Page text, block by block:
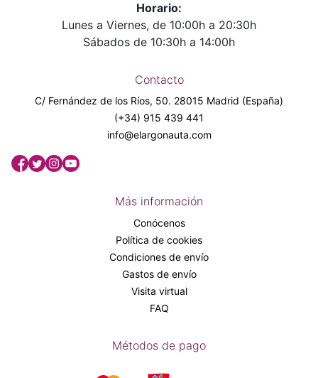
Horario:
Lunes a Viernes, de 10:00h a 20:30h
Sábados de 10:30h a 14:00h
Contacto
C/ Fernández de los Ríos, 50. 28015 Madrid (España)
(+34) 915 439 441
info@elargonauta.com
Más información
Conócenos
Política de cookies
Condiciones de envío
Gastos de envío
Visita virtual
FAQ
Métodos de pago